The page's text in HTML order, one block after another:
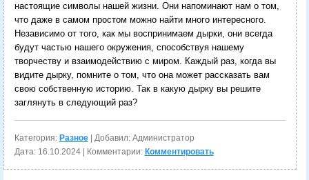
настоящие символы нашей жизни. Они напоминают нам о том,
что даже в самом простом можно найти много интересного.
Независимо от того, как мы воспринимаем дырки, они всегда
будут частью нашего окружения, способствуя нашему
творчеству и взаимодействию с миром. Каждый раз, когда вы
видите дырку, помните о том, что она может рассказать вам
свою собственную историю. Так в какую дырку вы решите
заглянуть в следующий раз?
Категория: Разное| Добавил: Администратор
Дата: 16.10.2024| Комментарии: Комментировать